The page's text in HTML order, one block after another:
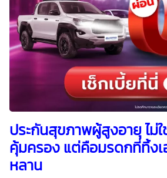
ประกันสุขภาพผู้สูงอายุไม่
คุ้มครอง แต่คือมรดกที่ทิ้งเ
หลาน